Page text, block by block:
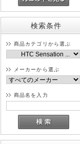
検索条件
商品カテゴリから選ぶ
メーカーから選ぶ
商品名を入力